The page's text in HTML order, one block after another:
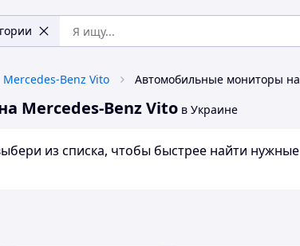
Mercedes-Benz Vito
Mercedes-Benz Vito в Украине
из списка, чтобы быстрее найти нужные